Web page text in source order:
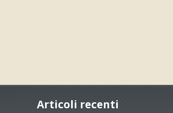
Articoli recenti